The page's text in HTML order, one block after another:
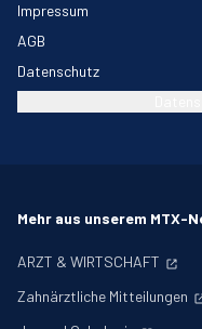
Impressum
AGB
Datenschutz
Mehr aus unserem MTX-
ARZT & WIRTSCHAFT
Zahnärztliche Mitteilungen